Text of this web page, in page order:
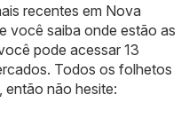
recentes em Nova
você saiba onde estão as
pode acessar 13
Todos os folhetos
então não hesite: